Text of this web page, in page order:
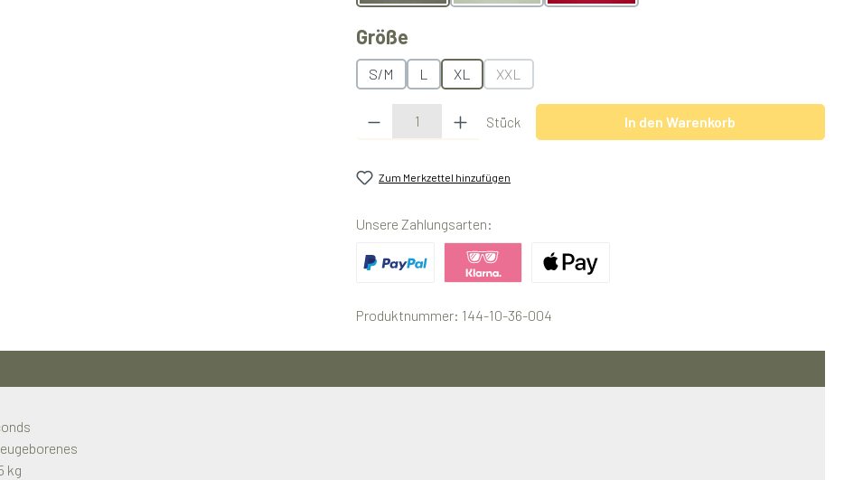
Größeauswählen
S/M L XL XXL
(Diese Option ist zurzeit nicht verfügbar.)
Produkt Anzahl: Gib den gewünschten Wert ein oder benutze die Schaltflächen um die
Stück In den Warenkorb
Zum Merkzettel hinzufügen
Unsere Zahlungsarten:
Produktnummer: 144-10-36-004
kg